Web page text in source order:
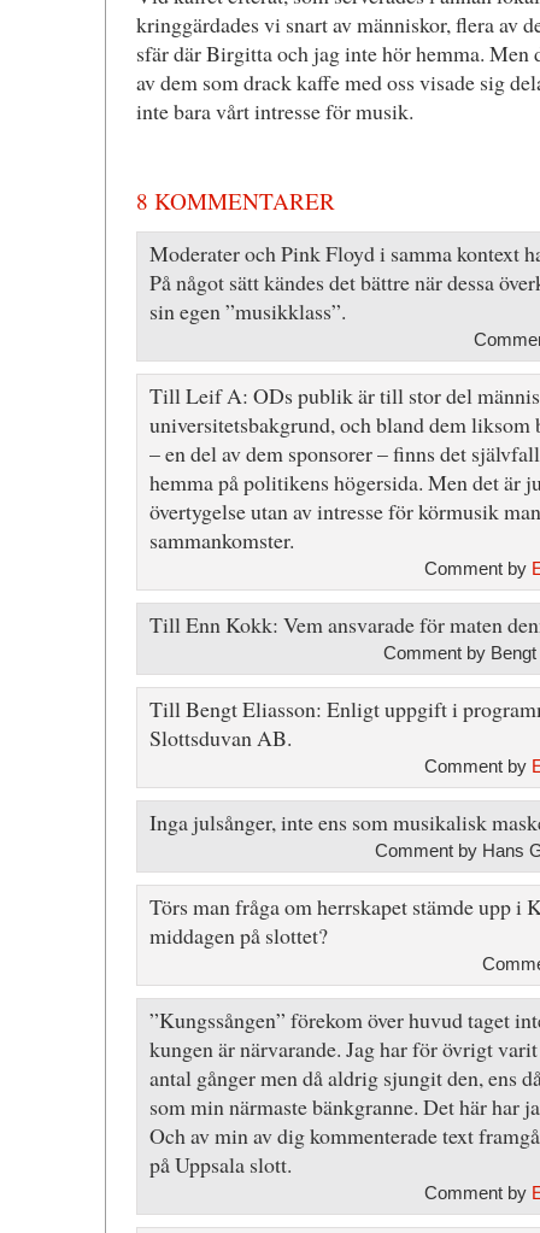
kringgärdades vi snart av människor, flera av
sfär där Birgitta och jag inte hör hemma. Men
av dem som drack kaffe med oss visade sig
inte bara vårt intresse för musik.
8 KOMMENTARER
Moderater och Pink Floyd i samma kontext
På något sätt kändes det bättre när dessa
sin egen ”musikklass”.
Till Leif A: ODs publik är till stor del
universitetsbakgrund, och bland dem
– en del av dem sponsorer – finns det
hemma på politikens högersida. Men det är
övertygelse utan av intresse för körmusik
sammankomster.
Comment by
Till Enn Kokk: Vem ansvarade för maten
Comment by
Till Bengt Eliasson: Enligt uppgift i
Slottsduvan AB.
Comment by
Inga julsånger, inte ens som musikalisk
Comment by Hans
Törs man fråga om herrskapet stämde upp i
middagen på slottet?
”Kungssången” förekom över huvud taget
kungen är närvarande. Jag har för övrigt
antal gånger men då aldrig sjungit den, ens
som min närmaste bänkgranne. Det här har
Och av min av dig kommenterade text
på Uppsala slott.
Comment by